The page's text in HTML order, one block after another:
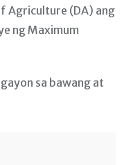
Agriculture (DA) ang
ng Maximum
sa bawang at